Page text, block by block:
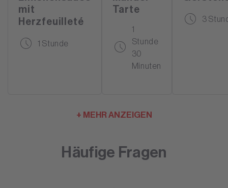
mit
Herzfeuilleté
1 Stunde
Tarte
1
Stunde
30
Minuten
3
+ MEHR ANZEIGEN
Häufige Fragen